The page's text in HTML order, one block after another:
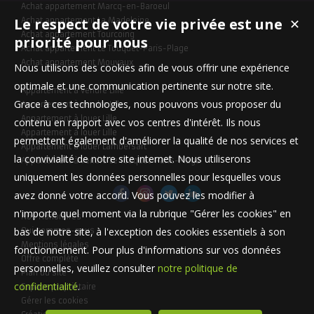
Achat appartement Marcq-en-Baroeul
Achat appartement La Madeleine
Achat appartement Tourcoing
Achat appartement Le Touquet-Paris-Plage
Achat appartement Mouvaux
Appartement à vendre Lille
Appartement à vendre Lille
Appartement à louer Lille
Appartement à louer Lille
Appartement à louer Lambersart
Appartement à vendre Le Touquet-Paris-Plage
Nos Honoraires
Qui sommes-nous
Mentions légales
Offre complète
Plan du site
Espace propriétaire
Gérer les cookies
✕
Le respect de votre vie privée est une
priorité pour nous
Nous utilisons des cookies afin de vous offrir une expérience
optimale et une communication pertinente sur notre site.
Grace à ces technologies, nous pouvons vous proposer du
contenu en rapport avec vos centres d'intérêt. Ils nous
permettent également d'améliorer la qualité de nos services et
la convivialité de notre site internet. Nous utiliserons
uniquement les données personnelles pour lesquelles vous
avez donné votre accord. Vous pouvez les modifier à
n'importe quel moment via la rubrique "Gérer les cookies" en
bas de notre site, à l'exception des cookies essentiels à son
fonctionnement. Pour plus d'informations sur vos données
personnelles, veuillez consulter notre politique de
confidentialité.